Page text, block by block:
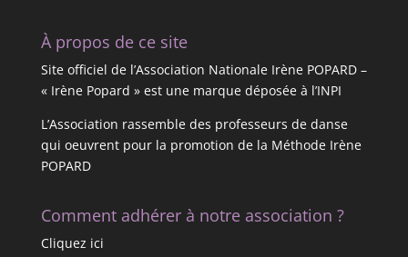
À propos de ce site
Site officiel de l’Association Nationale Irène POPARD –
« Irène Popard » est une marque déposée à l’INPI
L’Association rassemble des professeurs de danse
qui oeuvrent pour la promotion de la Méthode Irène
POPARD
Comment adhérer à notre association ?
Cliquez ici